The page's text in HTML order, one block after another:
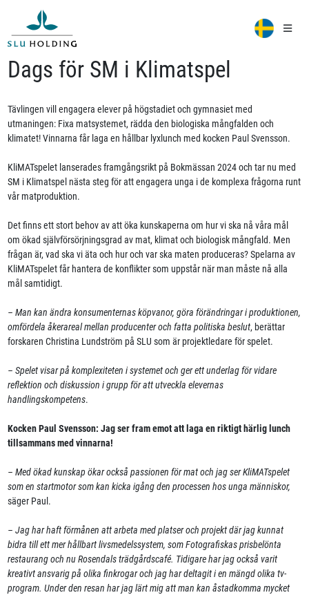
Dags för SM i Klimatspel
Tävlingen vill engagera elever på högstadiet och gymnasiet med
utmaningen: Fixa matsystemet, rädda den biologiska mångfalden och
klimatet! Vinnarna får laga en hållbar lyxlunch med kocken Paul Svensson.
KliMATspelet lanserades framgångsrikt på Bokmässan 2024 och tar nu med
SM i Klimatspel nästa steg för att engagera unga i de komplexa frågorna runt
vår matproduktion.
Det finns ett stort behov av att öka kunskaperna om hur vi ska nå våra mål
om ökad självförsörjningsgrad av mat, klimat och biologisk mångfald. Men
frågan är, vad ska vi äta och hur och var ska maten produceras? Spelarna av
KliMATspelet får hantera de konflikter som uppstår när man måste nå alla
mål samtidigt.
– Man kan ändra konsumenternas köpvanor, göra förändringar i produktionen,
omfördela åkerareal mellan producenter och fatta politiska beslut, berättar
forskaren Christina Lundström på SLU som är projektledare för spelet.
– Spelet visar på komplexiteten i systemet och ger ett underlag för vidare
reflektion och diskussion i grupp för att utveckla elevernas
handlingskompetens.
Kocken Paul Svensson: Jag ser fram emot att laga en riktigt härlig lunch
tillsammans med vinnarna!
– Med ökad kunskap ökar också passionen för mat och jag ser KliMATspelet
som en startmotor som kan kicka igång den processen hos unga människor,
säger Paul.
– Jag har haft förmånen att arbeta med platser och projekt där jag kunnat
bidra till ett mer hållbart livsmedelssystem, som Fotografiskas prisbelönta
restaurang och nu Rosendals trädgårdscafé. Tidigare har jag också varit
kreativt ansvarig på olika finkrogar och jag har deltagit i en mängd olika tv-
program. Under den resan har jag lärt mig att man kan åstadkomma mycket